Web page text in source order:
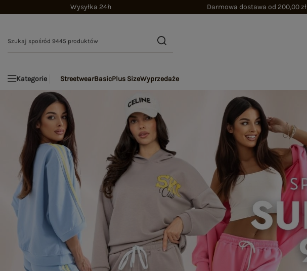
Wysyłka 24h Darmowa dostawa od 200,00 zł
Kategorie StreetwearBasicPlus SizeWyprzedaże